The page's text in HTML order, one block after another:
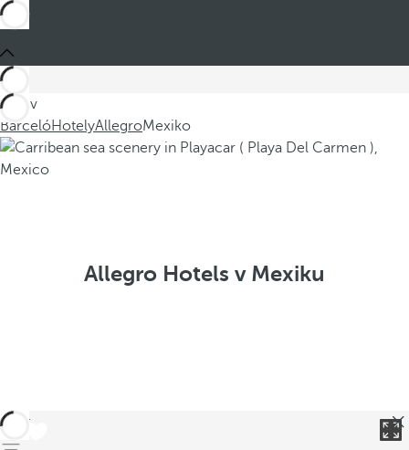
Jste v
BarcelóHotelyAllegroMexiko
Allegro Hotels v Mexiku
Zpět